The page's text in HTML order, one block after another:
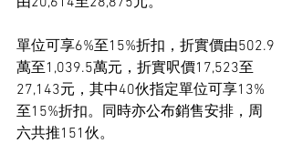
單位可享6%至15%折扣，折實價由502.9
萬至1,039.5萬元，折實呎價17,523至
27,143元，其中40伙指定單位可享13%
至15%折扣。同時亦公布銷售安排，周
六共推151伙。